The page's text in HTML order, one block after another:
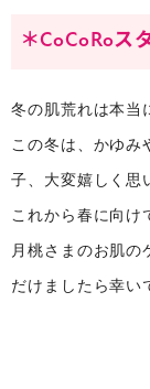
＊CoCoRoス
冬の肌荒れは本当
この冬は、かゆみ
子、大変嬉しく思
これから春に向け
月桃さまのお肌
だけましたら幸い